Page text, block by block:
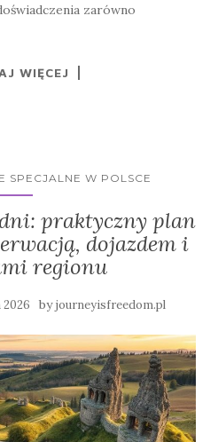
zarówno
WIĘCEJ
SPECJALNE W POLSCE
praktyczny plan
dojazdem i
regionu
2026 byjourneyisfreedom.pl